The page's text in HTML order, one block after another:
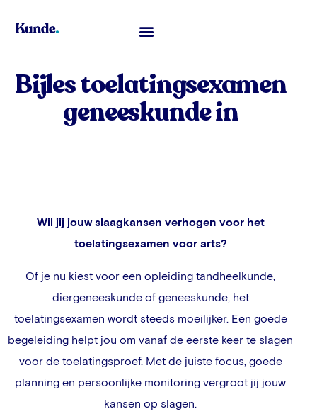
Bijles toelatingsexamen
geneeskunde in
Wil jij jouw slaagkansen verhogen voor het
toelatingsexamen voor arts?
Of je nu kiest voor een opleiding tandheelkunde,
diergeneeskunde of geneeskunde, het
toelatingsexamen wordt steeds moeilijker. Een goede
begeleiding helpt jou om vanaf de eerste keer te slagen
voor de toelatingsproef. Met de juiste focus, goede
planning en persoonlijke monitoring vergroot jij jouw
kansen op slagen.